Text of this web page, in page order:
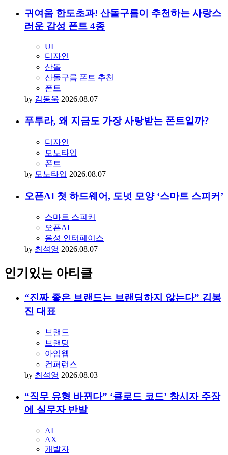
귀여움 한도초과! 산돌구름이 추천하는 사랑스
러운 감성 폰트 4종
UI
디자인
산돌
산돌구름 폰트 추천
폰트
by 김동욱 2026.08.07
푸투라, 왜 지금도 가장 사랑받는 폰트일까?
디자인
모노타입
폰트
by 모노타입 2026.08.07
오픈AI 첫 하드웨어, 도넛 모양 ‘스마트 스피커’
스마트 스피커
오픈AI
음성 인터페이스
by 최석영 2026.08.07
인기있는 아티클
“진짜 좋은 브랜드는 브랜딩하지 않는다” 김봉
진 대표
브랜드
브랜딩
아임웹
컨퍼런스
by 최석영 2026.08.03
“직무 유형 바뀐다” ‘클로드 코드’ 창시자 주장
에 실무자 반발
AI
AX
개발자